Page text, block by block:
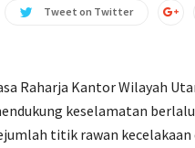
Tweet on Twitter
Raharja Kantor Wilayah
keselamatan
titik rawan